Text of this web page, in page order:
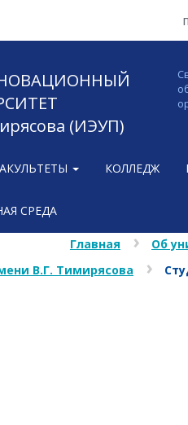
(ИЭУП)
КОЛЛЕДЖ
СРЕДА
Главная Об
В.Г. Тимирясова